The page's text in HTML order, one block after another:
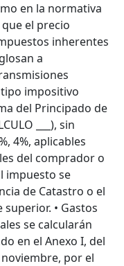
en la normativa
el precio
inherentes
a
tipo impositivo
del Principado de
___), sin
4%, aplicables
del comprador o
impuesto se
de Catastro o el
• Gastos
se calcularán
en el Anexo I, del
noviembre, por el